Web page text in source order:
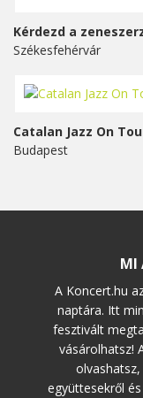
Kérdezd a
Székesfehérvár
Catalan Jazz On
Budapest
MI
A Koncert.hu
naptára. Itt
fesztivált
vásárolhatsz!
együttesekről